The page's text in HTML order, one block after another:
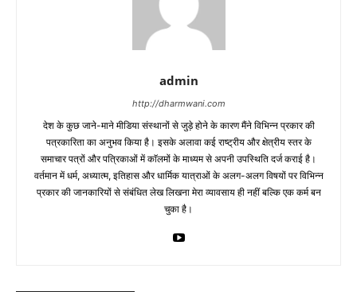
admin
http://dharmwani.com
देश के कुछ जाने-माने मीडिया संस्थानों से जुड़े होने के कारण मैंने विभिन्न प्रकार की
पत्रकारिता का अनुभव किया है। इसके अलावा कई राष्ट्रीय और क्षेत्रीय स्तर के
समाचार पत्रों और पत्रिकाओं में काॅलमों के माध्यम से अपनी उपस्थिति दर्ज कराई है।
वर्तमान में धर्म, अध्यात्म, इतिहास और धार्मिक यात्राओं के अलग-अलग विषयों पर विभिन्न
प्रकार की जानकारियों से संबंधित लेख लिखना मेरा व्यावसाय ही नहीं बल्कि एक कर्म बन
चुका है।